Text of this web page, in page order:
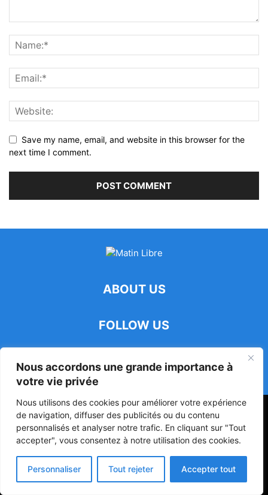
Nous accordons une grande importance à
votre vie privée
Nous utilisons des cookies pour améliorer votre expérience
de navigation, diffuser des publicités ou du contenu
personnalisés et analyser notre trafic. En cliquant sur "Tout
accepter", vous consentez à notre utilisation des cookies.
Personnaliser Tout rejeter Accepter tout
Save my name, email, and website in this browser for the
next time I comment.
ABOUT US
FOLLOW US
47ᵉ Assemblée Mondiale sur la Protection de la Vie Privée: Me
Luciano Hounkponou représente le Bénin à Séoul